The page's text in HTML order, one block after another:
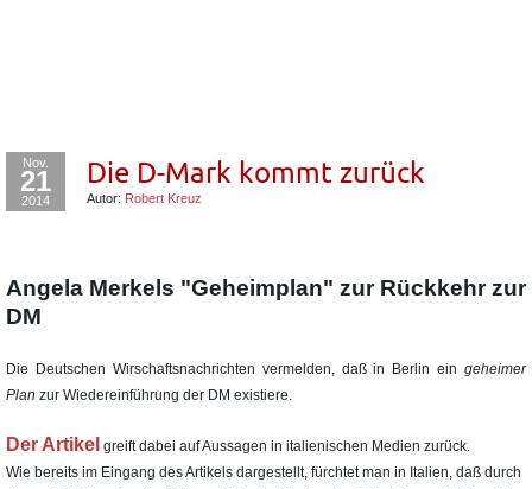
Nov.
21
2014
Die D-Mark kommt zurück
Autor: Robert Kreuz
Angela Merkels "Geheimplan" zur Rückkehr zur
DM
Die Deutschen Wirschaftsnachrichten vermelden, daß in Berlin ein geheimer
Plan zur Wiedereinführung der DM existiere.
Der Artikel greift dabei auf Aussagen in italienischen Medien zurück.
Wie bereits im Eingang des Artikels dargestellt, fürchtet man in Italien, daß durch